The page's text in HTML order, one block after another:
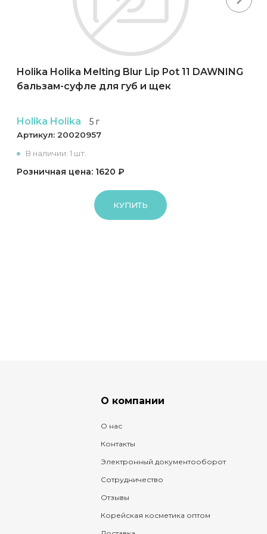
Holika Holika Melting Blur Lip Pot 11 DAWNING
бальзам-суфле для губ и щек
Holika Holika 5 г
Артикул: 20020957
В наличии: 1 шт.
Розничная цена: 1620 ₽
КУПИТЬ
О компании
О нас
Контакты
Электронный документооборот
Сотрудничество
Отзывы
Корейская косметика оптом